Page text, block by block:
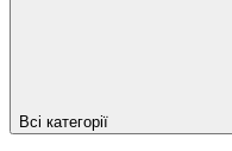
Всі категорії